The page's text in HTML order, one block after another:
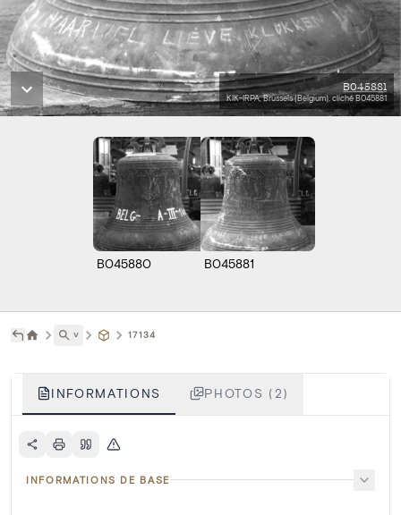
B045881
KIK-IRPA, Brussels (Belgium), cliché B045881
B045880 B045881
˅ 17134
INFORMATIONS PHOTOS (2)
INFORMATIONS DE BASE